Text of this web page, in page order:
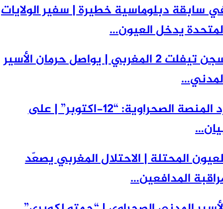
سابقة دبلوماسية خطيرة | سفير الولايات
يدخل العيون…
سجن تيفلت 2 المغربي | يواصل حرمان الأسير
رد المنصة الصحراوية: “12-اكتوبر” | على
المحتلة | الاحتلال المغربي يصعّد
المدافعين…